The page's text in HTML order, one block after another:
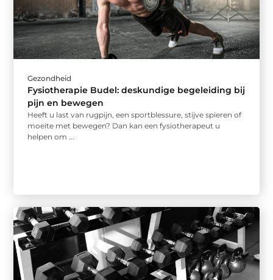
Gezondheid
Fysiotherapie Budel: deskundige begeleiding bij
pijn en bewegen
Heeft u last van rugpijn, een sportblessure, stijve spieren of
moeite met bewegen? Dan kan een fysiotherapeut u
helpen om ...